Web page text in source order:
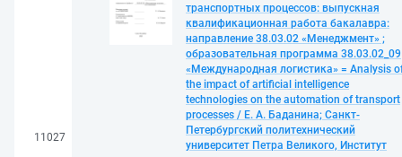
11027
транспортных процессов: выпускная
квалификационная работа бакалавра:
направление 38.03.02 «Менеджмент» ;
образовательная программа 38.03.02_09
«Международная логистика» = Analysis
the impact of artificial intelligence
technologies on the automation of transport
processes / Е. А. Баданина; Санкт-
Петербургский политехнический
университет Петра Великого, Институт